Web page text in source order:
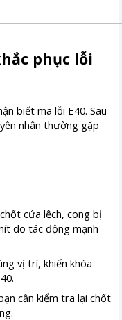
phục lỗi
biết mã lỗi E40. Sau
nhân thường gặp
cửa lệch, cong bị
do tác động mạnh
vị trí, khiến khóa
cần kiểm tra lại chốt